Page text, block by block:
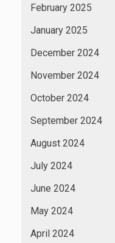
February 2025
January 2025
December 2024
November 2024
October 2024
September 2024
August 2024
July 2024
June 2024
May 2024
April 2024